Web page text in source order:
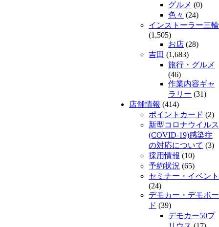
グルメ (0)
色々 (24)
インストーラー三輪
(1,505)
お店 (28)
吉田 (1,683)
旅行・グルメ
(46)
作業内容ギャ
ラリー (31)
店舗情報 (414)
ポイントカード (2)
新型コロナウイルス
(COVID-19)感染症
の対応について (3)
採用情報 (10)
予約状況 (65)
セミナー・イベント
(24)
デモカー・デモボー
ド (39)
デモカー50プ